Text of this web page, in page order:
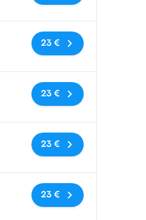
Keine Tags
23 €
Keine Tags
23 €
Keine Tags
23 €
Keine Tags
23 €